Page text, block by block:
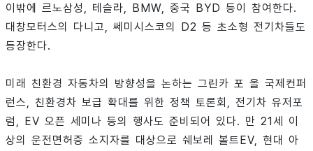
이밖에 르노삼성, 테슬라, BMW, 중국 BYD 등이 참여한다.
대창모터스의 다니고, 쎄미시스코의 D2 등 초소형 전기차들도
등장한다.
미래 친환경 자동차의 방향성을 논하는 그린카 포 올 국제컨퍼
런스, 친환경차 보급 확대를 위한 정책 토론회, 전기차 유저포
럼, EV 오픈 세미나 등의 행사도 준비되어 있다. 만 21세 이
상의 운전면허증 소지자를 대상으로 쉐보레 볼트EV, 현대 아